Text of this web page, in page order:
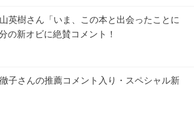
英樹さん「いま、この本と出会ったことに
の新オビに絶賛コメント！
子さんの推薦コメント入り・スペシャル新